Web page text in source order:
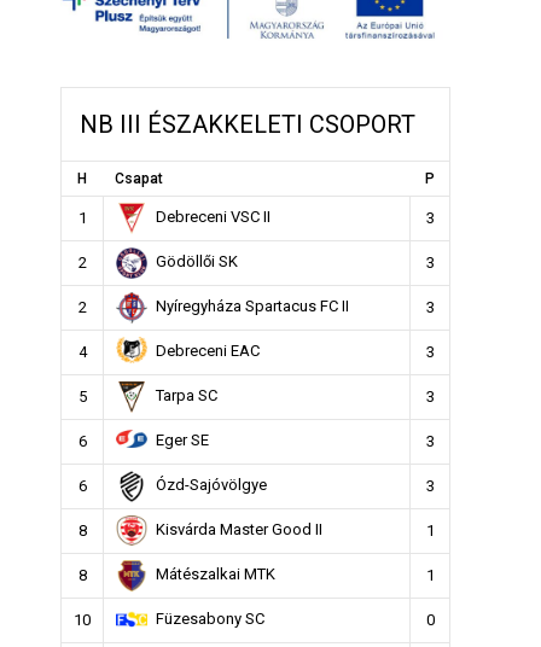
NB III ÉSZAKKELETI CSOPORT
H Csapat P
1 Debreceni VSC II 3
2 Gödöllői SK 3
2 Nyíregyháza Spartacus FC II 3
4 Debreceni EAC 3
5 Tarpa SC 3
6 Eger SE 3
6 Ózd-Sajóvölgye 3
8 Kisvárda Master Good II 1
8 Mátészalkai MTK 1
10 Füzesabony SC 0